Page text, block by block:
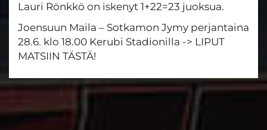
Lauri Rönkkö on iskenyt 1+22=23 juoksua.
Joensuun Maila – Sotkamon Jymy perjantaina
28.6. klo 18.00 Kerubi Stadionilla -> LIPUT
MATSIIN TÄSTÄ!